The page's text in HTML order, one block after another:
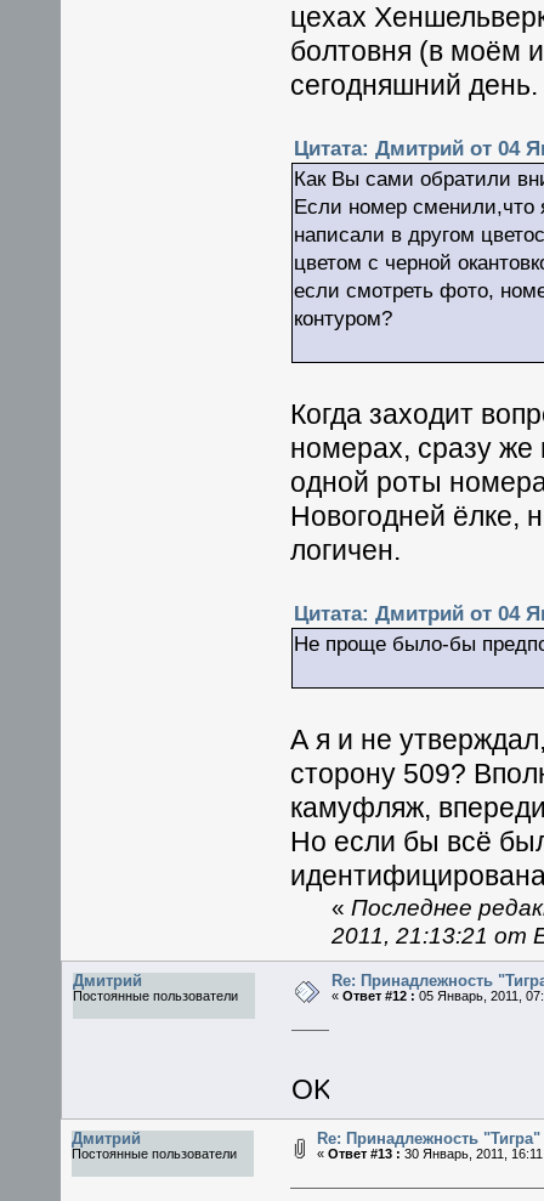
цехах
болтовня (в моём
сегодняшний день.
Цитата: Дмитрий от 04
Как Вы сами обратили
Если номер сменили,что
написали в другом
цветом с черной
если смотреть фото,
контуром?
Когда заходит
номерах, сразу же
одной роты
Новогодней ёлке,
логичен.
Цитата: Дмитрий от 04
Не проще было-бы
А я и не
сторону 509?
камуфляж,
Но если бы всё
« Последнее
2011, 21:13:21 от
Дмитрий
Постоянные пользователи
Re: Принадлежность
« Ответ #12 : 05 Январь, 2011,
OK.
Дмитрий
Постоянные пользователи
Re: Принадлежность "Тигра"
« Ответ #13 : 30 Январь, 2011,